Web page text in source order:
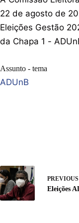
22 de agosto de
Eleições Gestão
da Chapa 1 -
Assunto - tema
ADUnB
Eleições